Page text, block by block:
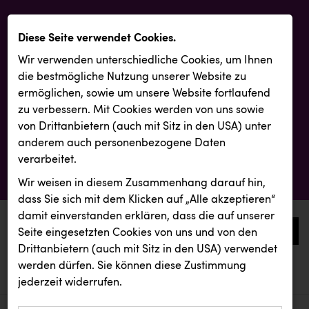
0
aktuelle aussendungen
aktuelle aussendungen
Diese Seite verwendet Cookies.
Wir verwenden unterschiedliche Cookies, um Ihnen
die best­mögliche Nutzung unserer Website zu
ermöglichen, sowie um unsere Website fortlaufend
zu verbessern. Mit Cookies werden von uns sowie
von Drittanbietern (auch mit Sitz in den USA) unter
anderem auch personenbezogene Daten
verarbeitet.
Wir weisen in diesem Zusammenhang darauf hin,
dass Sie sich mit dem Klicken auf „Alle akzeptieren“
damit ein­ver­standen erklären, dass die auf unserer
Seite eingesetzten Cookies von uns und von den
Drittanbietern (auch mit Sitz in den USA) verwendet
werden dürfen. Sie können diese Zustimmung
jederzeit widerrufen.